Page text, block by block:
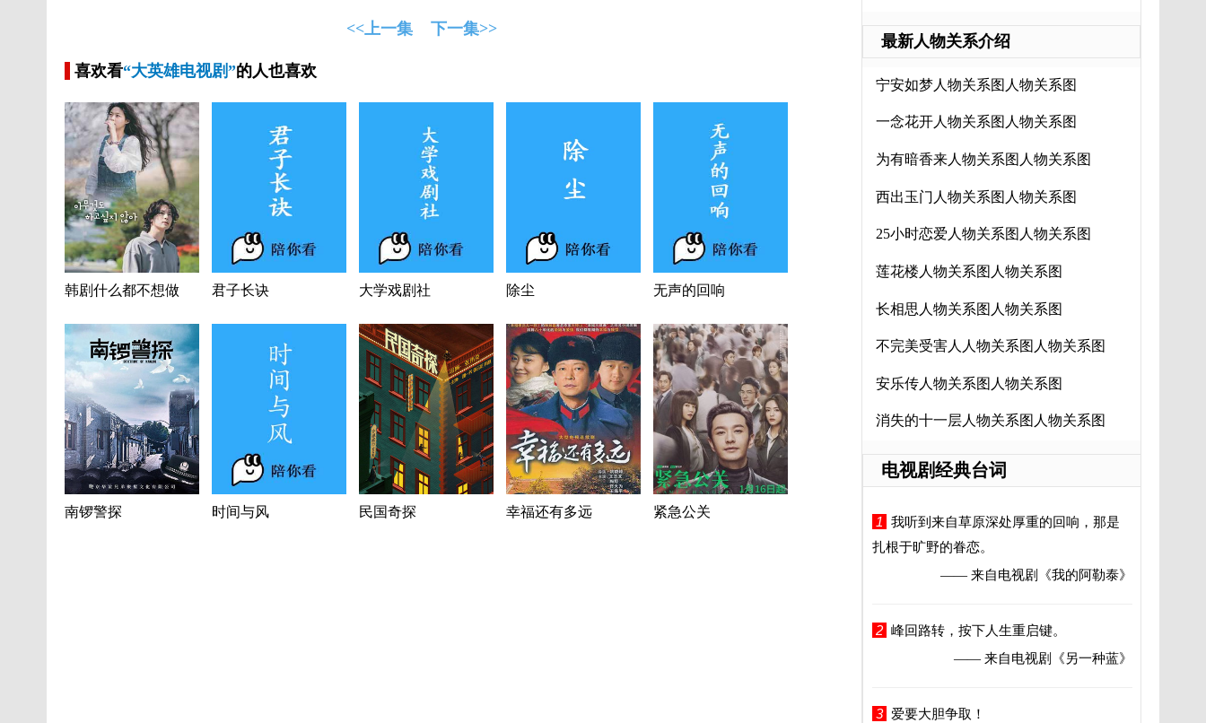
<<上一集 下一集>>
喜欢看“大英雄电视剧”的人也喜欢
韩剧什么都不想做 君子长诀 大学戏剧社 除尘 无声的回响
南锣警探 时间与风 民国奇探 幸福还有多远 紧急公关
最新人物关系介绍
宁安如梦人物关系图人物关系图
一念花开人物关系图人物关系图
为有暗香来人物关系图人物关系图
西出玉门人物关系图人物关系图
25小时恋爱人物关系图人物关系图
莲花楼人物关系图人物关系图
长相思人物关系图人物关系图
不完美受害人人物关系图人物关系图
安乐传人物关系图人物关系图
消失的十一层人物关系图人物关系图
电视剧经典台词
1
我听到来自草原深处厚重的回响，那是
扎根于旷野的眷恋。
—— 来自电视剧
《我的阿勒泰》
2 峰回路转，按下人生重启键。
—— 来自电视剧
《另一种蓝》
3
爱要大胆争取！